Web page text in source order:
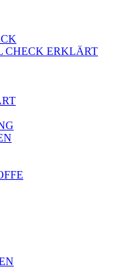
CHECK ERKLÄRT